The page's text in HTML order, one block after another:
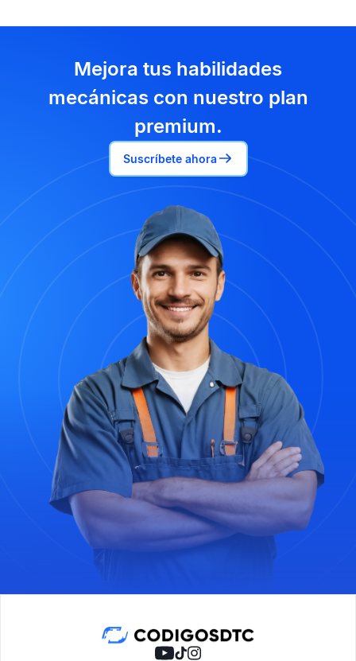
Mejora tus habilidades
mecánicas con nuestro plan
premium.
Suscríbete ahora